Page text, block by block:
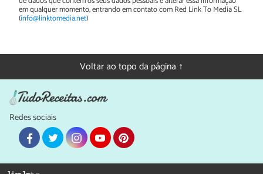
em qualquer momento, entrando em contato com Red Link To Media SL
(info@linktomedia.net)
Voltar ao topo da página ↑
Redes sociais